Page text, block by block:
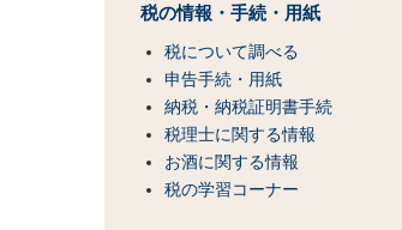
（コ
税の情報・手続・用紙
税について調べる
申告手続・用紙
納税・納税証明書手続
税理士に関する情報
お酒に関する情報
税の学習コーナー